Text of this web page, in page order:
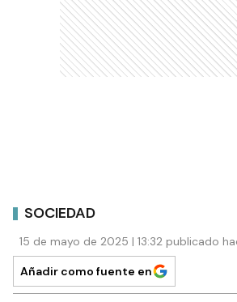
SOCIEDAD
15 de mayo de 2025 | 13:32 publicado
Añadir como fuente en